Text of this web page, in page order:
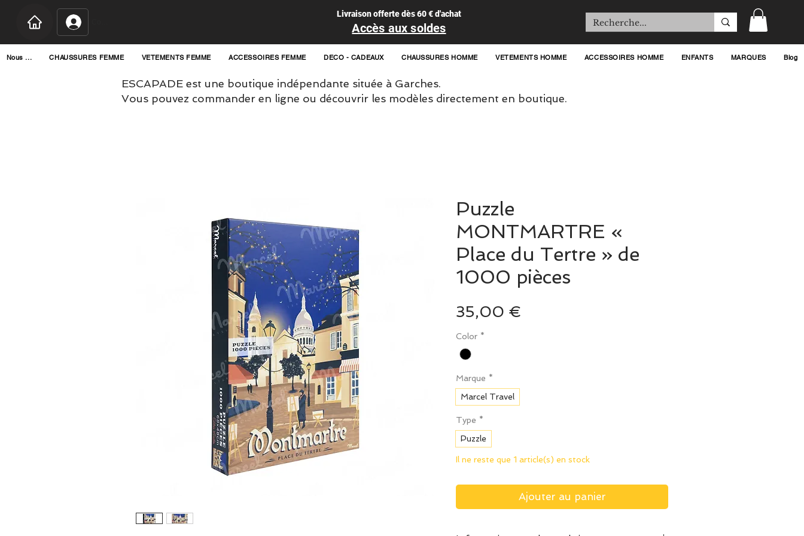
Livraison offerte dès 60 € d'achat
Accès aux soldes
Nous ... CHAUSSURES FEMME VETEMENTS FEMME ACCESSOIRES FEMME DECO - CADEAUX CHAUSSURES HOMME VETEMENTS HOMME ACCESSOIRES HOMME ENFANTS MARQUES Blog
ESCAPADE est une boutique indépendante située à Garches.
Vous pouvez commander en ligne ou découvrir les modèles directement en boutique.
Puzzle
MONTMARTRE «
Place du Tertre » de
1000 pièces
35,00 €
Color *
Marque *
Marcel Travel
Type *
Puzzle
Il ne reste que 1 article(s) en stock
Ajouter au panier